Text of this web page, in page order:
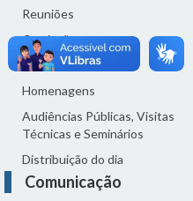
Reuniões
Comissões
Ciclo Orçamentário
Homenagens
Audiências Públicas, Visitas
Técnicas e Seminários
Distribuição do dia
Comunicação